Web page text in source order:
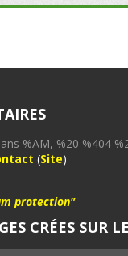
%AM, %20 %404
(Site)
protection"
CRÉES SUR